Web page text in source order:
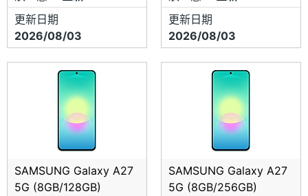
更新日期
2026/08/03
更新日期
2026/08/03
SAMSUNG Galaxy A27
5G (8GB/128GB)
SAMSUNG Galaxy A27
5G (8GB/256GB)